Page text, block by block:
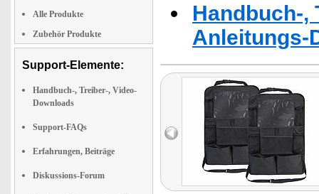
Alle Produkte
Zubehör Produkte
Support-Elemente:
Handbuch-, Treiber-, Video-
Downloads
Support-FAQs
Erfahrungen, Beiträge
Diskussions-Forum
Handbuch-,
Anleitungs-